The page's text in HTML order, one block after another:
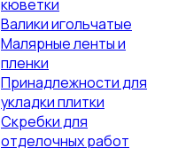
кюветки
Валики игольчатые
Малярные ленты и
пленки
Принадлежности для
укладки плитки
Скребки для
отделочных работ